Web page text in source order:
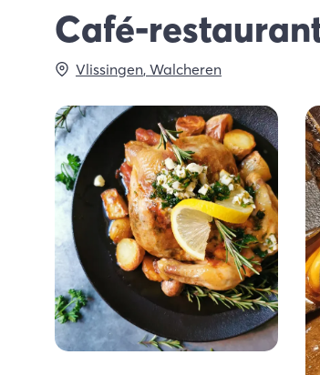
Café-
Vlissingen, Walcheren